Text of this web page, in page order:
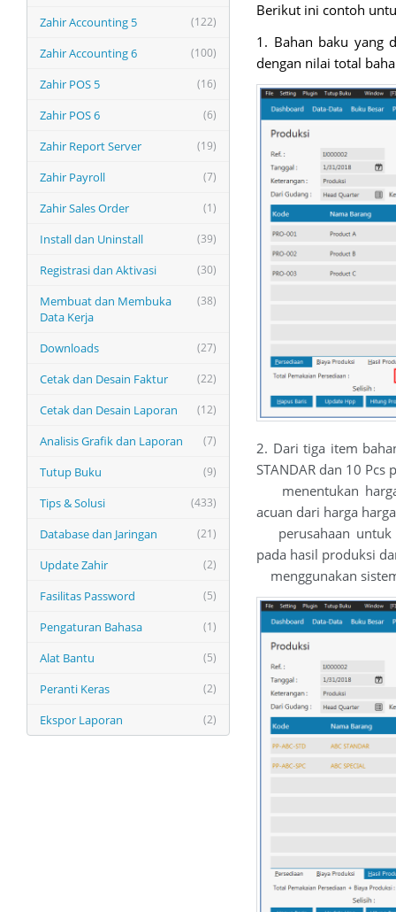
(122)
Zahir Accounting 5
(100)
Zahir Accounting 6
(16)
Zahir POS 5
(6)
Zahir POS 6
(19)
Zahir Report Server
(7)
Zahir Payroll
(1)
Zahir Sales Order
(39)
Install dan Uninstall
(30)
Registrasi dan Aktivasi
(38)
Membuat dan Membuka
Data Kerja
(27)
Downloads
(22)
Cetak dan Desain Faktur
(12)
Cetak dan Desain Laporan
(7)
Analisis Grafik dan Laporan
(9)
Tutup Buku
(433)
Tips & Solusi
(21)
Database dan Jaringan
(2)
Update Zahir
(5)
Fasilitas Password
(1)
Pengaturan Bahasa
(5)
Alat Bantu
(2)
Peranti Keras
(2)
Ekspor Laporan
Berikut ini contoh
1. Bahan baku yang
dengan nilai total
2. Dari tiga item
STANDAR dan 10 Pcs
menentukan harga
acuan dari harga
perusahaan untuk
pada hasil produksi
menggunakan